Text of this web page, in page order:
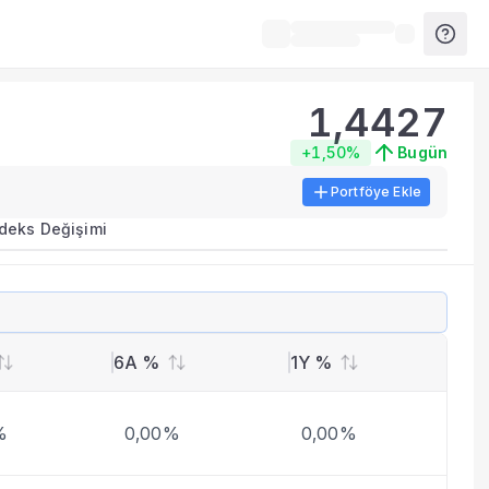
metrikleri listelenir.
benzer fonları inceleyebilirsiniz.
1,4427
+1,50% Bugün
Portföye Ekle
Değişimi
6A % 1Y %
0,00% 0,00%